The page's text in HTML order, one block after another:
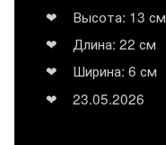
Высота: 13 см
Длина: 22 см
Ширина: 6 см
23.05.2026